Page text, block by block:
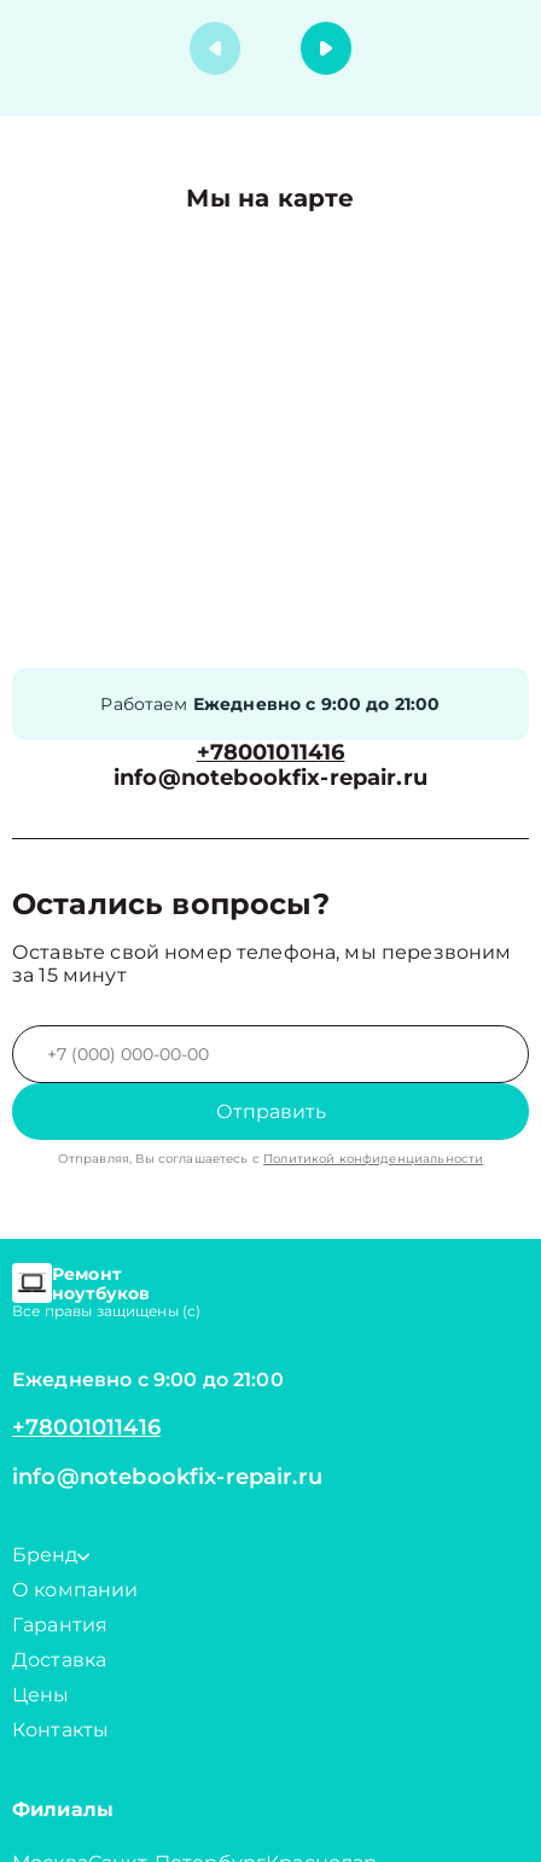
Мы на карте
Работаем Ежедневно с 9:00 до 21:00
+78001011416
info@notebookfix-repair.ru
Остались вопросы?
Оставьте свой номер телефона, мы перезвоним
за 15 минут
Отправить
Отправляя, Вы соглашаетесь с Политикой конфиденциальности
Ремонт
ноутбуков
Все правы защищены (с)
Ежедневно с 9:00 до 21:00
+78001011416
info@notebookfix-repair.ru
Бренд
О компании
Гарантия
Доставка
Цены
Контакты
Филиалы